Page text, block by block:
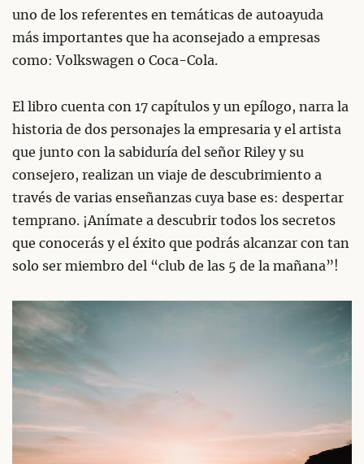
uno de los referentes en temáticas de autoayuda
más importantes que ha aconsejado a empresas
como: Volkswagen o Coca-Cola.
El libro cuenta con 17 capítulos y un epílogo, narra la
historia de dos personajes la empresaria y el artista
que junto con la sabiduría del señor Riley y su
consejero, realizan un viaje de descubrimiento a
través de varias enseñanzas cuya base es: despertar
temprano. ¡Anímate a descubrir todos los secretos
que conocerás y el éxito que podrás alcanzar con tan
solo ser miembro del “club de las 5 de la mañana”!